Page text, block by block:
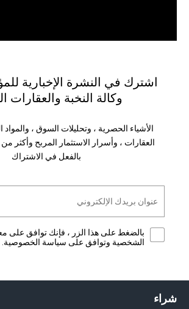
اشترك في النشرة الإخبارية
وكالة النخبة والعقارات
الأشياء الحصرية ، وتحليلات السوق ، والمواد
العقارات ، وأسرار الاستثمار المربح وأكثر
بالفعل في الاشتراك
بالضغط على هذا الزر ، فإنك توافق على
الشخصية وتوافق على سياسة الخصوصية.
شراء